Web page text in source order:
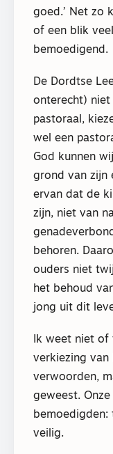
goed.’ Net zo
of een blik
bemoedigend.
De Dordtse
onterecht) niet
pastoraal,
wel een
God kunnen
grond van zijn
ervan dat de
zijn, niet van
behoren.
ouders niet
het behoud
jong uit dit
Ik weet niet
verkiezing van
verwoorden,
geweest.
veilig.